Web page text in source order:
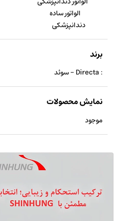
الواتور ساده
دندانپزشکی
برند
: Directa - سوئد
نمایش محصولات
موجود